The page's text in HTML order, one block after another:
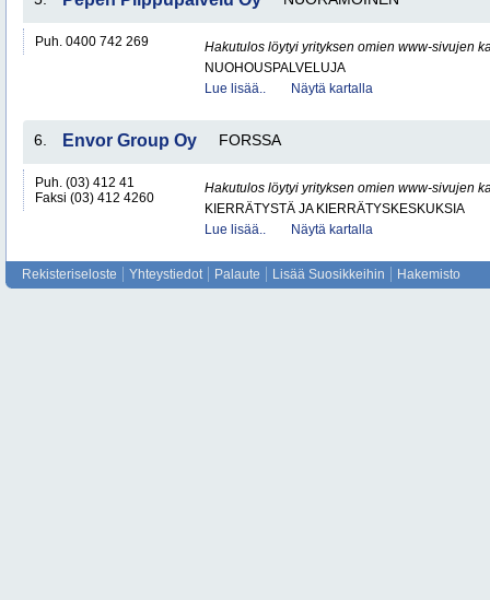
Puh. 0400 742 269
Hakutulos löytyi yrityksen omien www-sivujen
NUOHOUSPALVELUJA
Lue lisää..
Näytä kartalla
6. Envor Group Oy FORSSA
Puh. (03) 412 41
Faksi (03) 412 4260
Hakutulos löytyi yrityksen omien www-sivujen
KIERRÄTYSTÄ JA KIERRÄTYSKESKUKSIA
Lue lisää..
Näytä kartalla
Rekisteriseloste Yhteystiedot Palaute Lisää Suosikkeihin Hakemisto